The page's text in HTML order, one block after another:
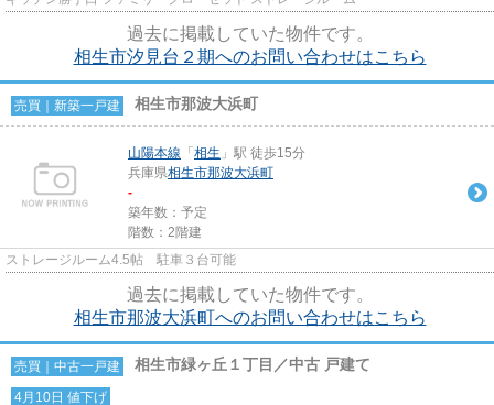
過去に掲載していた物件です。
相生市汐見台２期へのお問い合わせはこちら
売買｜新築一戸建 相生市那波大浜町
山陽本線 「 相生 」駅 徒歩15分
兵庫県相生市那波大浜町
-
築年数：予定
階数：2階建
ストレージルーム4.5帖 駐車３台可能
過去に掲載していた物件です。
相生市那波大浜町へのお問い合わせはこちら
売買｜中古一戸建 相生市緑ヶ丘１丁目／中古 戸建て
4月10日 値下げ